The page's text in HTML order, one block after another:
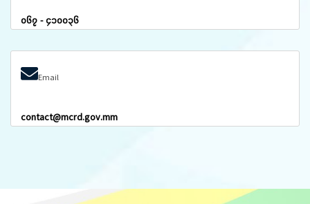
၀၆၇ - ၄၁၀၀၃၆
Email
contact@mcrd.gov.mm